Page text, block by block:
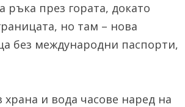
ръка през гората, докато
но там – нова
без международни паспорти,
и вода часове наред на